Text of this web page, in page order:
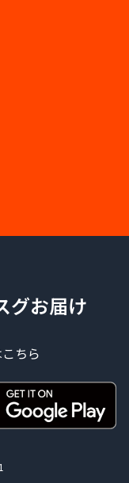
グお届け
ちら